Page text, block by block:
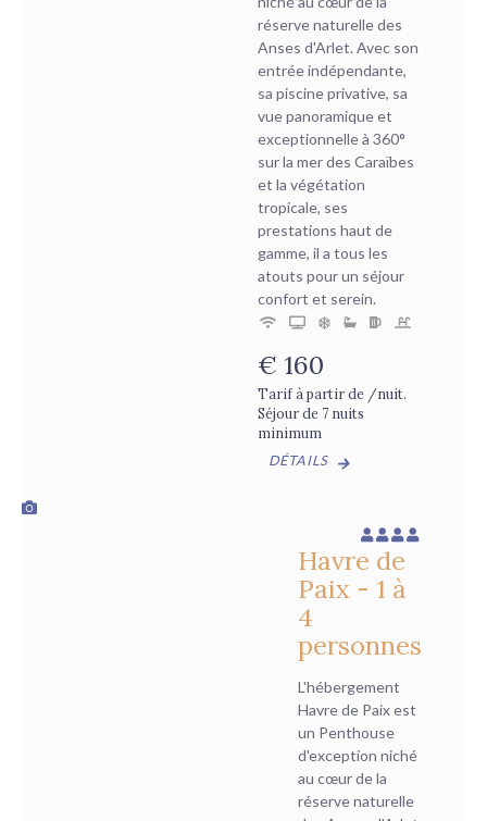
réserve naturelle des
Anses d'Arlet. Avec son
entrée indépendante,
sa piscine privative, sa
vue panoramique et
exceptionnelle à 360°
sur la mer des Caraïbes
et la végétation
tropicale, ses
prestations haut de
gamme, il a tous les
atouts pour un séjour
confort et serein.
€ 160
Tarif à partir de /nuit.
Séjour de 7 nuits
minimum
DÉTAILS
Havre de
Paix - 1 à
4
personnes
L'hébergement
Havre de Paix est
un Penthouse
d'exception niché
au cœur de la
réserve naturelle